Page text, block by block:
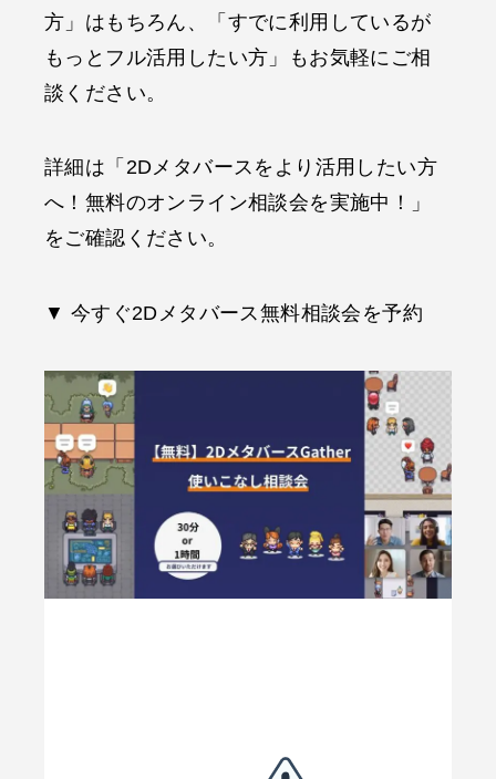
方」はもちろん、「すでに利用しているが
もっとフル活用したい方」もお気軽にご相
談ください。
詳細は「2Dメタバースをより活用したい方
へ！無料のオンライン相談会を実施中！」
をご確認ください。
▼ 今すぐ2Dメタバース無料相談会を予約